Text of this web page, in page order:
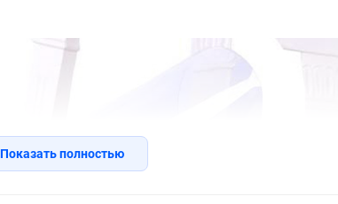
Показать полностью